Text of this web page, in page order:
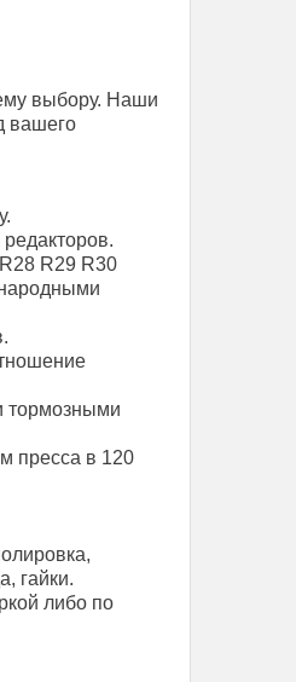
выбору. Наши
вашего
R28 R29 R30
тормозными
пресса в 120
гайки.
либо по